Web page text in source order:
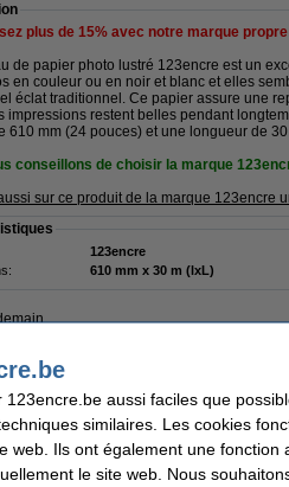
plus de 15% avec notre marque propre
de papier photo lustré 123encre est un
en couleur ou en noir et blanc et elles
éclat traditionnel. Ce papier assure une
impressions restent belles pendant
610 mm (24 pouces) et une longueur de
conseillons de choisir la marque
sur ce produit de la marque 123encre
123encre
610 mm x 30 m (lxL)
21% de TVA
aussi faciles que
similaires. Les cookies
web. Ils ont également une fonction
le site web. Nous